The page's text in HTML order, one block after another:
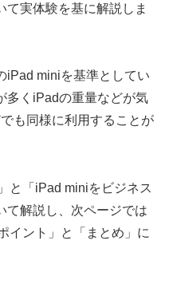
て実体験を基に解説しま
iPad miniを基準としてい
多くiPadの重量などが気
も同様に利用することが
と「iPad miniをビジネス
て解説し、次ページでは
イント」と「まとめ」に